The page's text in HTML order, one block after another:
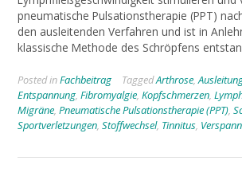
pneumatische Pulsationstherapie (PPT)
den ausleitenden Verfahren und ist in
klassische Methode des Schröpfens
Posted inFachbeitrag TaggedArthrose,
Entspannung, Fibromyalgie, Kopfschmerzen,
Migräne, Pneumatische Pulsationstherapie (PPT),
Sportverletzungen, Stoffwechsel, Tinnitus,